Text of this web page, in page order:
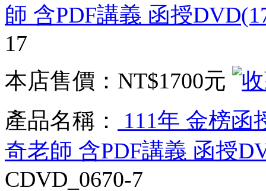
師 含PDF講義 函授
17
本店售價： NT$1700元
產品名稱：
111年 金榜函
奇老師 含PDF講義 函授
CDVD_0670-7